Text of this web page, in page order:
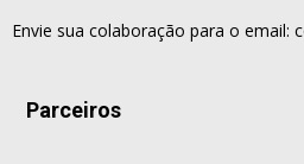
Envie sua colaboração para o email:
Parceiros